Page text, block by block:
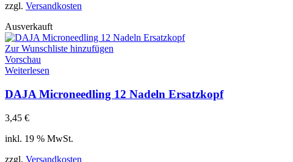
zzgl. Versandkosten
Ausverkauft
Zur Wunschliste hinzufügen
Vorschau
Weiterlesen
DAJA Microneedling 12 Nadeln Ersatzkopf
3,45 €
inkl. 19 % MwSt.
zzgl. Versandkosten